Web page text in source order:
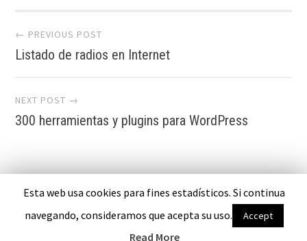
Post navigation
← PREVIOUS POST
Listado de radios en Internet
NEXT POST →
300 herramientas y plugins para WordPress
THEME: EDITOR BYARRAY
Esta web usa cookies para fines estadísticos. Si continua
navegando, consideramos que acepta su uso.
Accept
Read More